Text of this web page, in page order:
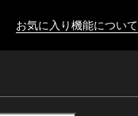
お気に入り機能について